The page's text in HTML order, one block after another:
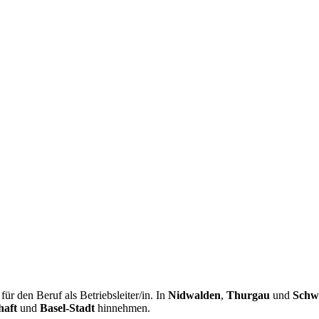
den Beruf als Betriebsleiter/in. In Nidwalden, Thurgau und
und Basel-Stadt hinnehmen.